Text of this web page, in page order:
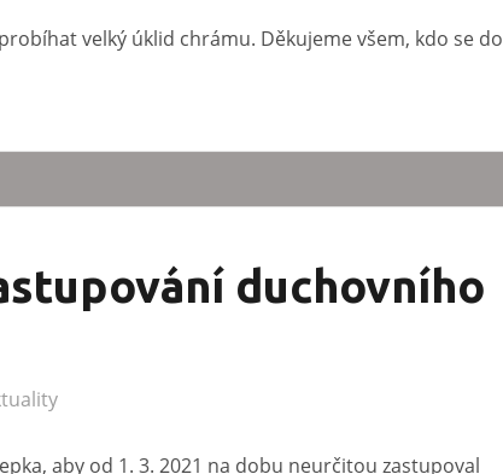
velký úklid chrámu. Děkujeme všem, kdo se do
duchovního
aby od 1. 3. 2021 na dobu neurčitou zastupoval